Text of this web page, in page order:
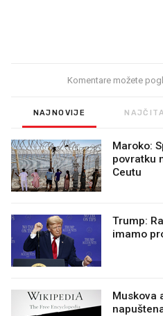
Komentare možete
NAJNOVIJE
Maroko:
povratku
Ceutu
Trump:
imamo
Muskova